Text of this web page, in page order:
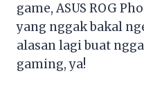
game, ASUS ROG
yang nggak bakal
alasan lagi buat
gaming, ya!